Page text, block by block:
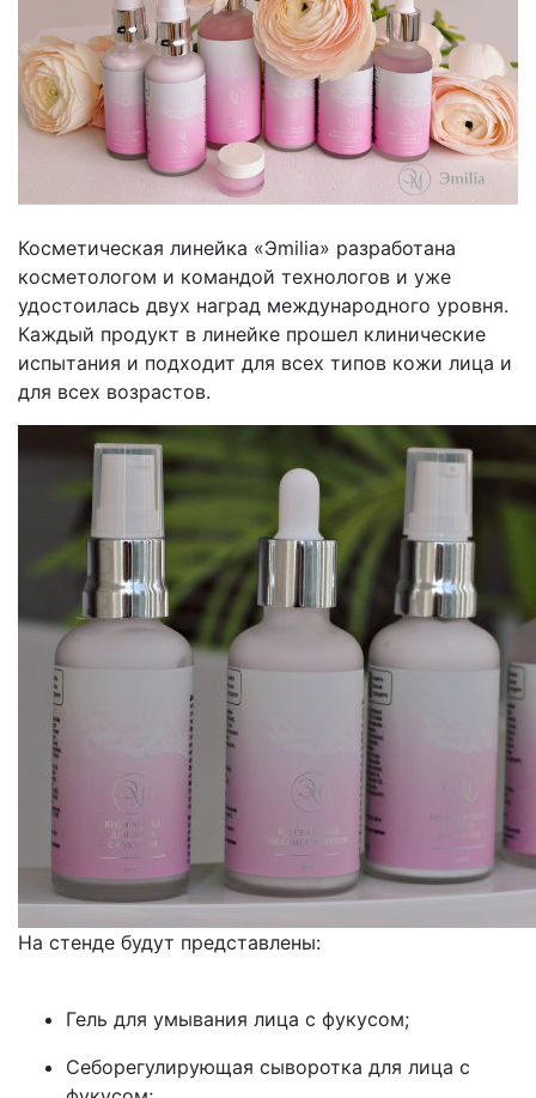
Косметическая линейка «Эmilia» разработана
косметологом и командой технологов и уже
удостоилась двух наград международного уровня.
Каждый продукт в линейке прошел клинические
испытания и подходит для всех типов кожи лица и
для всех возрастов.
На стенде будут представлены:
Гель для умывания лица с фукусом;
Себорегулирующая сыворотка для лица с